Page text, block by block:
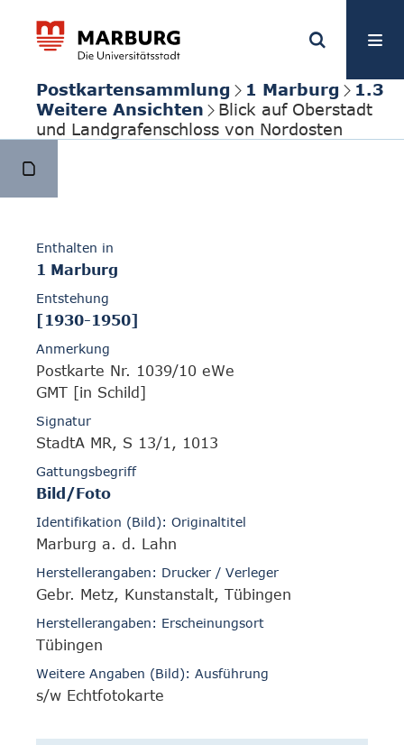
Postkartensammlung 1 Marburg
1.3
Weitere Ansichten
Blick auf Oberstadt
und Landgrafenschloss von Nordosten
Enthalten in
1 Marburg
Entstehung
[1930-1950]
Anmerkung
Postkarte Nr. 1039/10 eWe
GMT [in Schild]
Signatur
StadtA MR, S 13/1, 1013
Gattungsbegriff
Bild/Foto
Identifikation (Bild): Originaltitel
Marburg a. d. Lahn
Herstellerangaben: Drucker / Verleger
Gebr. Metz, Kunstanstalt, Tübingen
Herstellerangaben: Erscheinungsort
Tübingen
Weitere Angaben (Bild): Ausführung
s/w Echtfotokarte